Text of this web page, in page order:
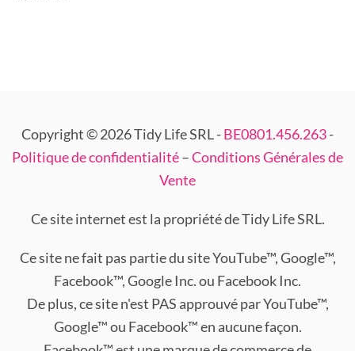
Copyright © 2026 Tidy Life SRL -BE0801.456.263-
Politique de confidentialité–Conditions Générales de
Vente
Ce site internet est la propriété de Tidy Life SRL.
Ce site ne fait pas partie du site YouTube™, Google™,
Facebook™, Google Inc. ou Facebook Inc.
De plus, ce site n'est PAS approuvé par YouTube™,
Google™ ou Facebook™ en aucune façon.